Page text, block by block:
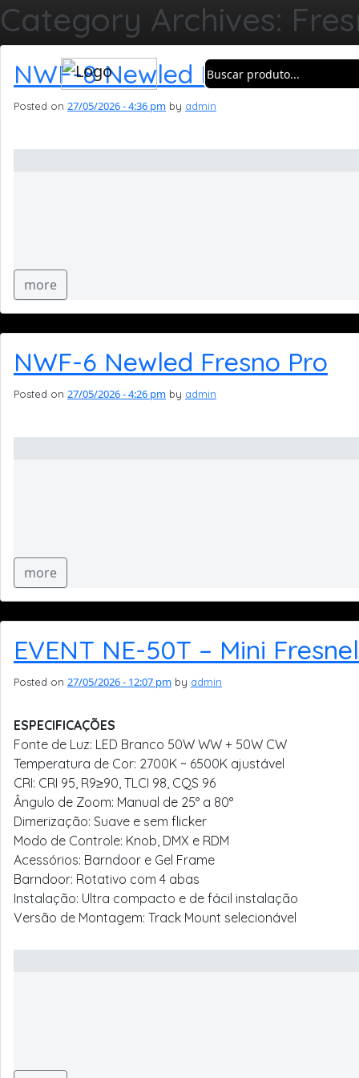
Category Archives:
NWF-8 Newled Fresno Pro
Posted on 27/05/2026 - 4:36 pm by admin
more
NWF-6 Newled Fresno Pro
Posted on 27/05/2026 - 4:26 pm by admin
more
EVENT NE-50T – Mini Fresnel
Posted on 27/05/2026 - 12:07 pm by admin
ESPECIFICAÇÕES
Fonte de Luz: LED Branco 50W WW + 50W CW
Temperatura de Cor: 2700K ~ 6500K ajustável
CRI: CRI 95, R9≥90, TLCI 98, CQS 96
Ângulo de Zoom: Manual de 25° a 80°
Dimerização: Suave e sem flicker
Modo de Controle: Knob, DMX e RDM
Acessórios: Barndoor e Gel Frame
Barndoor: Rotativo com 4 abas
Instalação: Ultra compacto e de fácil instalação
Versão de Montagem: Track Mount selecionável